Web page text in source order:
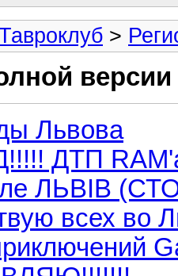
>
Львова
ДТП
ЛЬВІВ
всех во